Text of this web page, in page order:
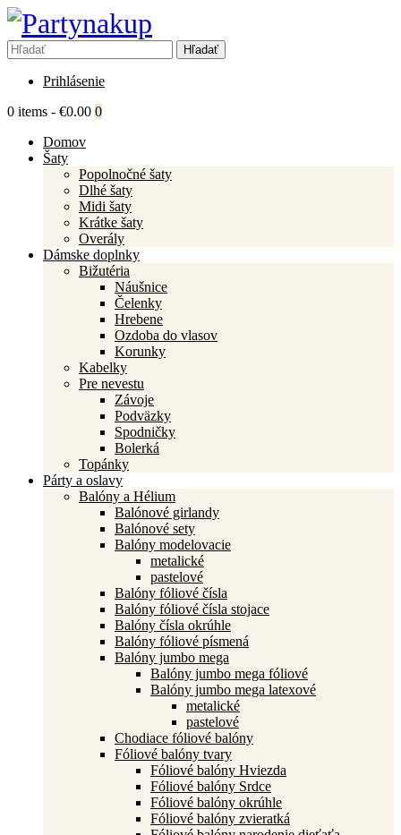
Prihlásenie
0 items - €0.00 0
Domov
Šaty
Popolnočné šaty
Dlhé šaty
Midi šaty
Krátke šaty
Overály
Dámske doplnky
Bižutéria
Náušnice
Čelenky
Hrebene
Ozdoba do vlasov
Korunky
Kabelky
Pre nevestu
Závoje
Podväzky
Spodničky
Bolerká
Topánky
Párty a oslavy
Balóny a Hélium
Balónové girlandy
Balónové sety
Balóny modelovacie
metalické
pastelové
Balóny fóliové čísla
Balóny fóliové čísla stojace
Balóny čísla okrúhle
Balóny fóliové písmená
Balóny jumbo mega
Balóny jumbo mega fóliové
Balóny jumbo mega latexové
metalické
pastelové
Chodiace fóliové balóny
Fóliové balóny tvary
Fóliové balóny Hviezda
Fóliové balóny Srdce
Fóliové balóny okrúhle
Fóliové balóny zvieratká